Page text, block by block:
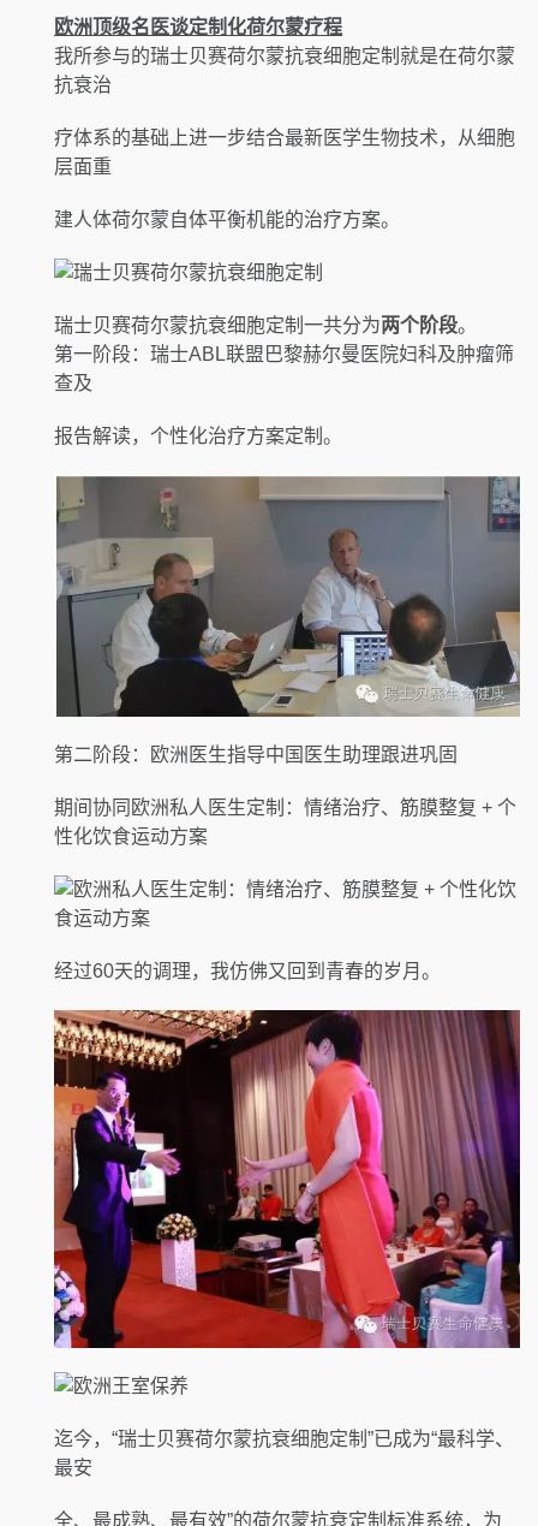
欧洲顶级名医谈定制化荷尔蒙疗程
我所参与的瑞士贝赛荷尔蒙抗衰细胞定制就是在荷尔蒙
抗衰治
疗体系的基础上进一步结合最新医学生物技术，从细胞
层面重
建人体荷尔蒙自体平衡机能的治疗方案。
瑞士贝赛荷尔蒙抗衰细胞定制一共分为两个阶段。
第一阶段：瑞士ABL联盟巴黎赫尔曼医院妇科及肿瘤筛
查及
报告解读，个性化治疗方案定制。
第二阶段：欧洲医生指导中国医生助理跟进巩固
期间协同欧洲私人医生定制：情绪治疗、筋膜整复 + 个
性化饮食运动方案
经过60天的调理，我仿佛又回到青春的岁月。
迄今，“瑞士贝赛荷尔蒙抗衰细胞定制”已成为“最科学、
最安
全、最成熟、最有效”的荷尔蒙抗衰定制标准系统，为